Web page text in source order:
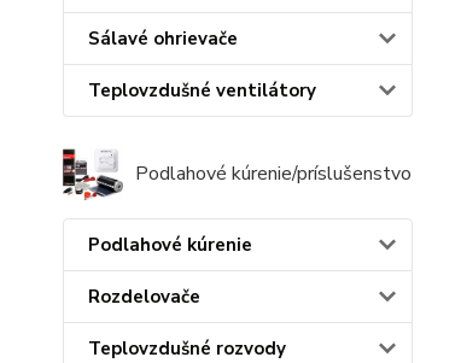
Sálavé ohrievače
Teplovzdušné ventilátory
Podlahové kúrenie/príslušenstvo
Podlahové kúrenie
Rozdelovače
Teplovzdušné rozvody